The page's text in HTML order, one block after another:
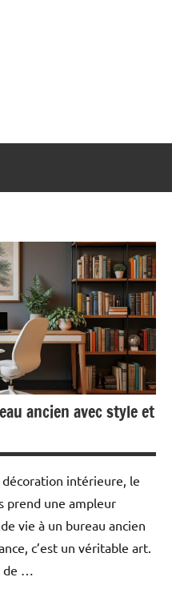
ancien avec style et
décoration intérieure, le
prend une ampleur
vie à un bureau ancien
c’est un véritable art.
de …